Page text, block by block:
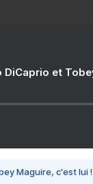
DiCaprio et
Maguire, c'est lui